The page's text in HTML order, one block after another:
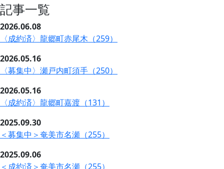
記事一覧
2026.06.08
〈成約済〉龍郷町赤尾木（259）
2026.05.16
〈募集中〉瀬戸内町須手（250）
2026.05.16
〈成約済〉龍郷町嘉渡（131）
2025.09.30
＜募集中＞奄美市名瀬（255）
2025.09.06
＜成約済＞奄美市名瀬（255）